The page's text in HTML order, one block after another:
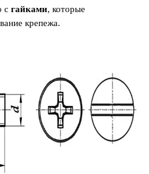
с гайками, которые
крепежа.